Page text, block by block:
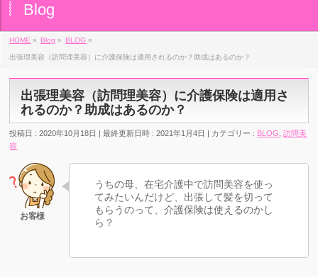
Blog
HOME » Blog » BLOG »
出張理美容（訪問理美容）に介護保険は適用されるのか？助成はあるのか？
出張理美容（訪問理美容）に介護保険は適用さ
れるのか？助成はあるのか？
投稿日 : 2020年10月18日 最終更新日時 : 2021年1月4日 カテゴリー : BLOG ,訪問美
容
うちの母、在宅介護中で訪問美容を使っ
てみたいんだけど、出張して髪を切って
もらうのって、介護保険は使えるのかし
ら？